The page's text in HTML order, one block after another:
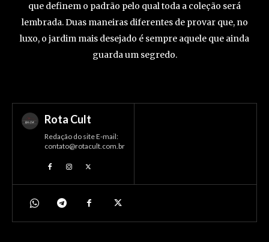
que definem o padrão pelo qual toda a coleção será
lembrada. Duas maneiras diferentes de provar que, no
luxo, o jardim mais desejado é sempre aquele que ainda
guarda um segredo.
Rota Cult
Redação do site E-mail:
contato@rotacult.com.br